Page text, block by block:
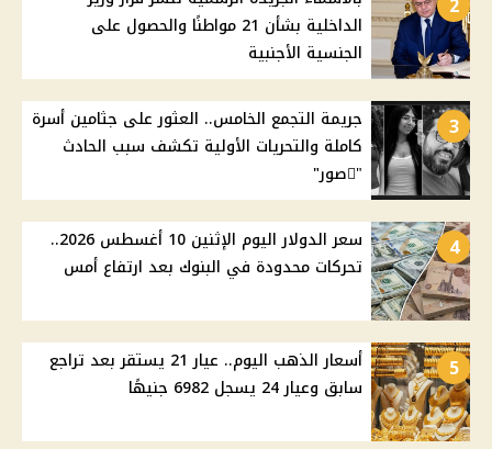
الداخلية بشأن 21 مواطنًا والحصول على
الجنسية الأجنبية
3
جريمة التجمع الخامس.. العثور على جثامين أسرة
كاملة والتحريات الأولية تكشف سبب الحادث
"ًصور"
4
سعر الدولار اليوم الإثنين 10 أغسطس 2026..
تحركات محدودة في البنوك بعد ارتفاع أمس
5
أسعار الذهب اليوم.. عيار 21 يستقر بعد تراجع
سابق وعيار 24 يسجل 6982 جنيهًا